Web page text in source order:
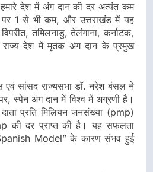
देश में अंग दान की दर अत्यंत कम
1 से भी कम, और उत्तराखंड में यह
तमिलनाडु, तेलंगाना, कर्नाटक,
राज्य देश में मृतक अंग दान के प्रमुख
एवं सांसद राज्यसभा डॉ. नरेश बंसल ने
स्पेन अंग दान में विश्व में अग्रणी है।
प्रति मिलियन जनसंख्या (pmp)
की दर प्राप्त की है। यह सफलता
Model” के कारण संभव हुई